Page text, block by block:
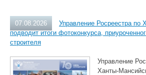
07.08.2026
Управление Росреестра
подводит итоги фотоконкурса,
строителя
Управление